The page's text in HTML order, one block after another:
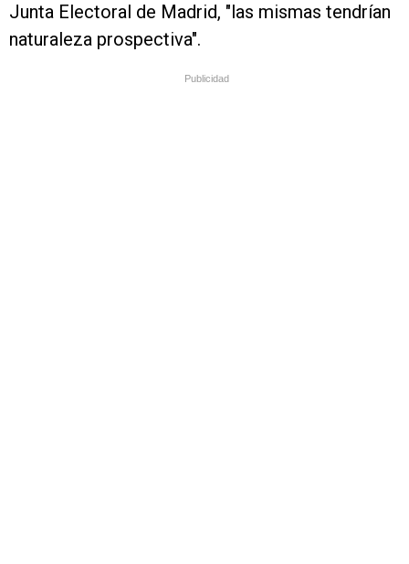
Junta Electoral de Madrid, "las mismas tendrían
naturaleza prospectiva".
Publicidad